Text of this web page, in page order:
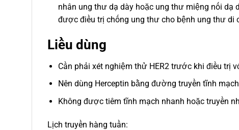
nhân ung thư dạ dày hoặc ung thư miệng nối
được điều trị chống ung thư cho bệnh ung thư di
Liều dùng
Cần phải xét nghiệm thử HER2 trước khi điều trị
Nên dùng Herceptin bằng đường truyền tĩnh mạch
Không được tiêm tĩnh mạch nhanh hoặc truyền
Lịch truyền hàng tuần: